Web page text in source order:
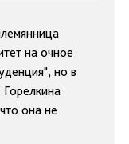
на очное
но в
Горелкина
она не